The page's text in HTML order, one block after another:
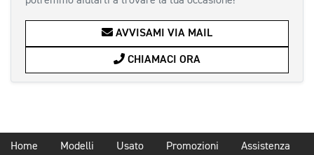
AVVISAMI VIA MAIL
CHIAMACI ORA
Home Modelli Usato Promozioni Assistenza